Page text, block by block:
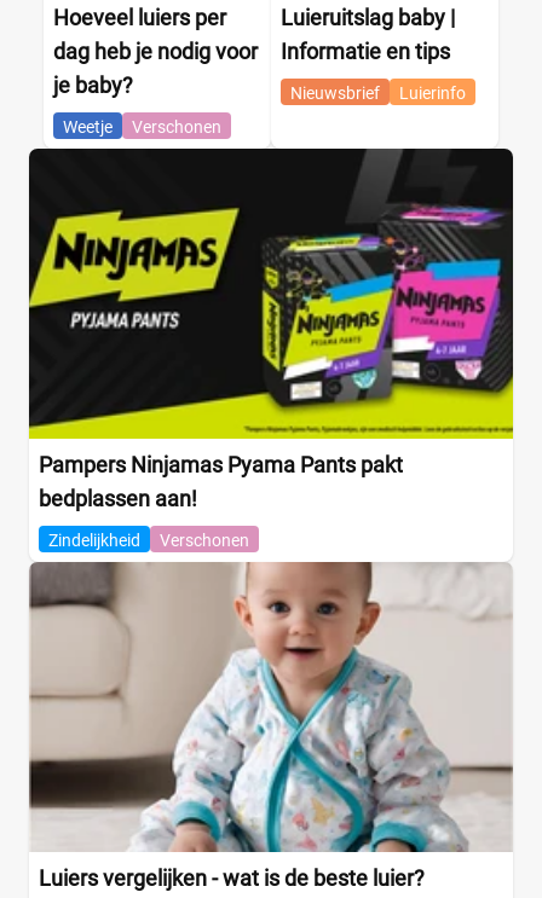
Hoeveel luiers per
dag heb je nodig voor
je baby?
Weetje Verschonen
Luieruitslag baby |
Informatie en tips
Nieuwsbrief Luierinfo
Pampers Ninjamas Pyama Pants pakt
bedplassen aan!
Zindelijkheid Verschonen
Luiers vergelijken - wat is de beste luier?